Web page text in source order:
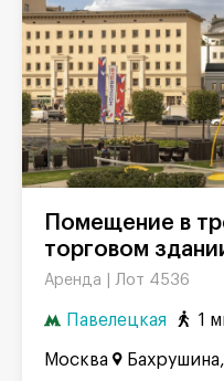
торговом
Аренда | Лот 4536
Павелецкая 1
Москва